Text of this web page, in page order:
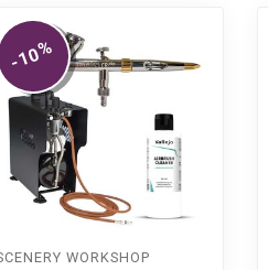
-10%
WORKSHOP